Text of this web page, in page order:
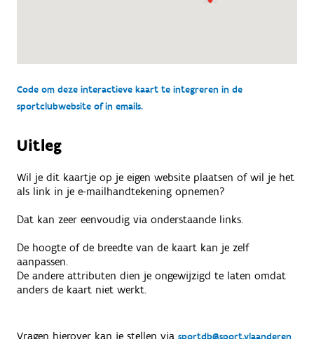
Code om deze interactieve kaart te integreren in de
sportclubwebsite of in emails.
Uitleg
Wil je dit kaartje op je eigen website plaatsen of wil je het
als link in je e-mailhandtekening opnemen?
Dat kan zeer eenvoudig via onderstaande links.
De hoogte of de breedte van de kaart kan je zelf
aanpassen.
De andere attributen dien je ongewijzigd te laten omdat
anders de kaart niet werkt.
Vragen hierover kan je stellen via .